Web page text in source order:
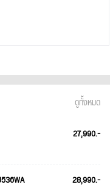
ดูทั้งหมด
27,990.-
28,990.-